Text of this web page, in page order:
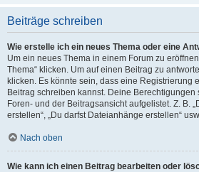
Beiträge schreiben
Wie erstelle ich ein neues Thema oder eine
Um ein neues Thema in einem Forum zu
Thema“ klicken. Um auf einen Beitrag zu
klicken. Es könnte sein, dass eine Registrierung
Beitrag schreiben kannst. Deine
Foren- und der Beitragsansicht aufgelistet. Z. B.
erstellen“, „Du darfst Dateianhänge erstellen“
Nach oben
Wie kann ich einen Beitrag bearbeiten oder